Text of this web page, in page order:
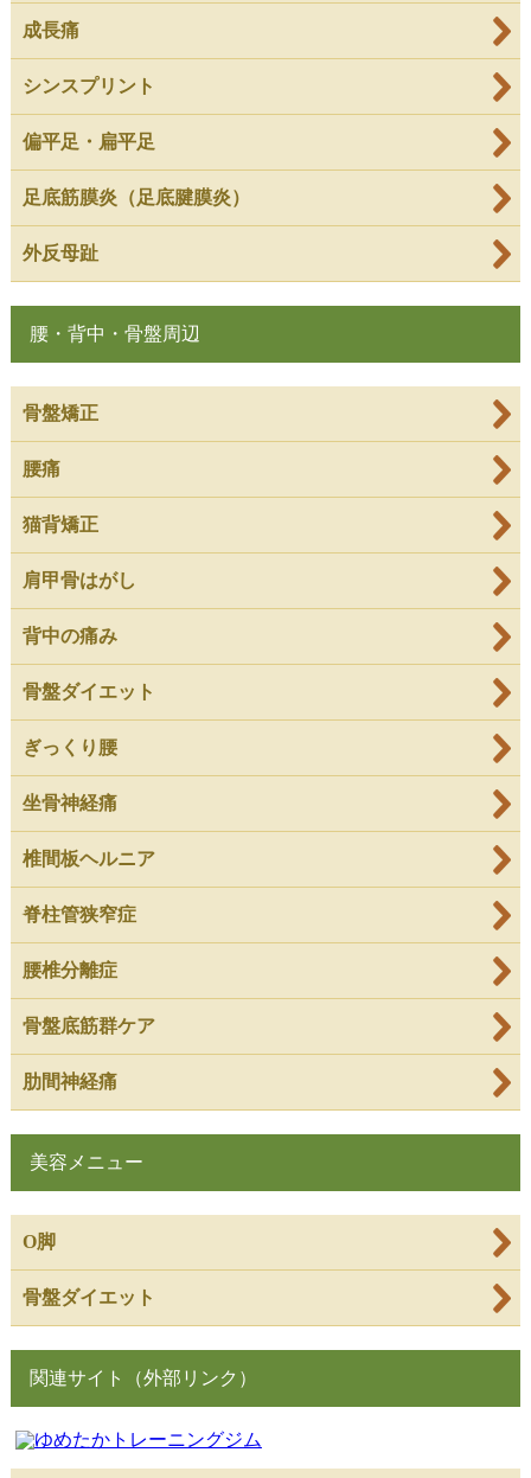
成長痛
シンスプリント
偏平足・扁平足
足底筋膜炎（足底腱膜炎）
外反母趾
腰・背中・骨盤周辺
骨盤矯正
腰痛
猫背矯正
肩甲骨はがし
背中の痛み
骨盤ダイエット
ぎっくり腰
坐骨神経痛
椎間板ヘルニア
脊柱管狭窄症
腰椎分離症
骨盤底筋群ケア
肋間神経痛
美容メニュー
O脚
骨盤ダイエット
関連サイト（外部リンク）